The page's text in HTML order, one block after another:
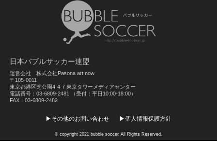
日本バブルサッカー連盟
運営会社 株式会社Pasona art now
〒105-0011
東京都港区芝公園4-4-7 東京タワーメディアセンター
電話番号：03-6809-2481 （受付：平日10:00-18:00）
FAX：03-6809-2482
その他のお問い合わせ 個人情報保護方針
© copyright 2021 bubble soccer. All Rights Reserved.